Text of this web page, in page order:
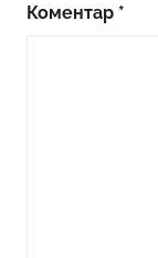
Коментар *